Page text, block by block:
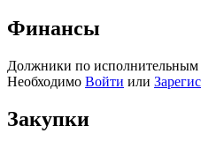
Финансы
Должники по исполнительным
Необходимо Войти или
Закупки